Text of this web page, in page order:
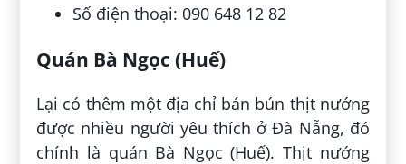
Số điện thoại: 090 648 12 82
Quán Bà Ngọc (Huế)
Lại có thêm một địa chỉ bán bún thịt nướng
được nhiều người yêu thích ở Đà Nẵng, đó
chính là quán Bà Ngọc (Huế). Thịt nướng